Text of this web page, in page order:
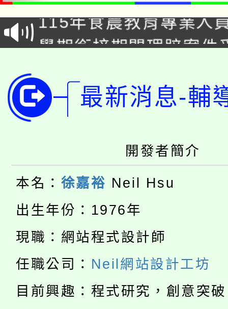
會
115年食農教育專業人
程
學期銜接期間理賠案件
版
公告本校115學年度第
代理(課)教師甄選結果(
「2026金融保險知識
桃園市115學年度學生
生本土語及新住民語歌
公告本校115學年度第
公告本校115學年度第
代理(課)教師甄選結果
轉知中國文化大學推廣
《TA101》溝通分析基
程，歡迎學生輔導中心
淨零綠生活教案入校路
會
115年食農教育專業人
程
學期銜接期間理賠案件
最新消息-輔
開發者簡介
本名： 徐嘉裕 Neil Hsu
出生年份：1976年
現職：網站程式設計師
任職公司： Neil網站設計工坊
目前興趣：程式研究，創意突